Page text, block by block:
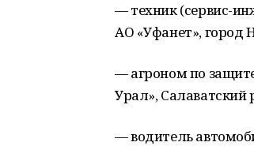
— техник (сервис-
АО «Уфанет», город
— агроном по
Урал», Салаватский
— водитель